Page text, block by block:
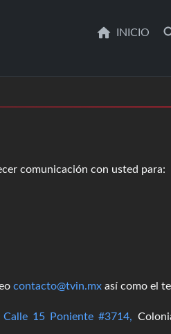
INICIO
comunicación con usted para:
contacto@tvin.mx así como el
Calle 15 Poniente #3714,